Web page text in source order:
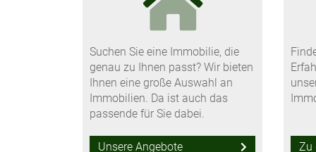
Suchen Sie eine Immobilie, die
genau zu Ihnen passt? Wir bieten
Ihnen eine große Auswahl an
Immobilien. Da ist auch das
passende für Sie dabei.
Unsere Angebote Zu